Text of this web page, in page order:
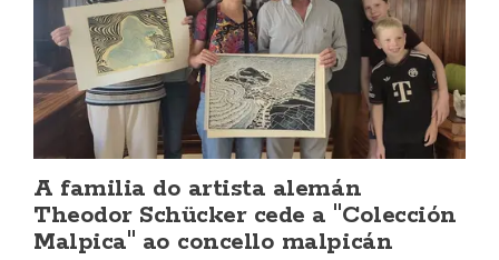
A familia do artista alemán
Theodor Schücker cede a "Colección
Malpica" ao concello malpicán